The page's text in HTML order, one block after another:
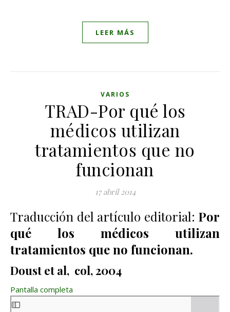
LEER MÁS
VARIOS
TRAD-Por qué los
médicos utilizan
tratamientos que no
funcionan
17 abril 2014
Traducción del artículo editorial: Por
qué los médicos utilizan
tratamientos que no funcionan.
Doust et al, col, 2004
Pantalla completa
Saltar al contenido del PDF